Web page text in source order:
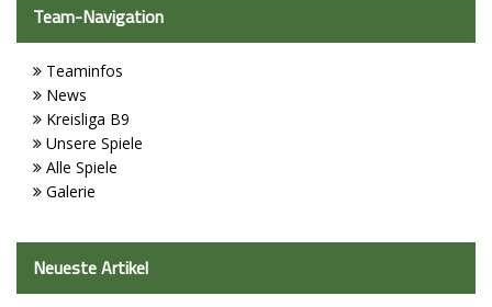
Sport - Frauen
Sport - Mixed
Sport - Männer
Sponsoren
Trainingszeiten
Spielstätten
Kontaktformular
Team-Navigation
Teaminfos
News
Kreisliga B9
Unsere Spiele
Alle Spiele
Galerie
Neueste Artikel